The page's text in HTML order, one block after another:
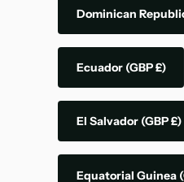
Dominican
Ecuador (GBP £)
El Salvador (GBP £)
Equatorial Guinea